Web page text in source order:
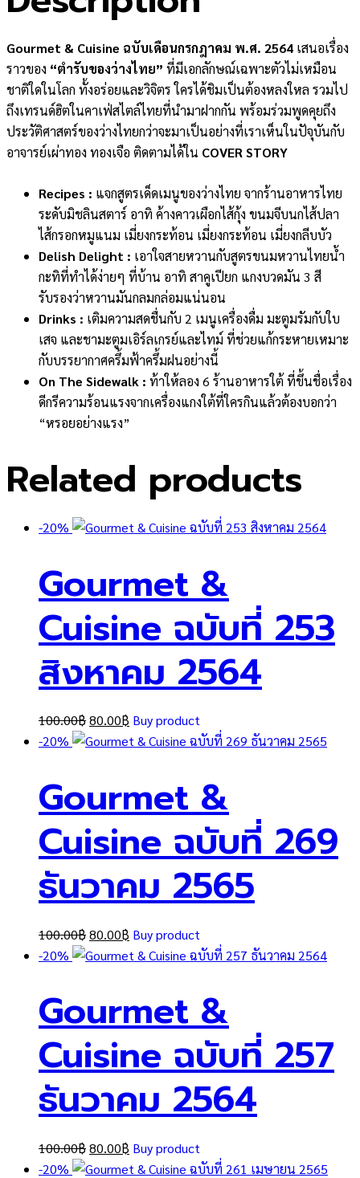
Gourmet & Cuisine ฉบับเดือนกรกฎาคม พ.ศ. 2564 เสนอเรื่อง
ราวของ “ตำรับของว่างไทย” ที่มีเอกลักษณ์เฉพาะตัวไม่เหมือน
ชาติใดในโลก ทั้งอร่อยและวิจิตร ใครได้ชิมเป็นต้องหลงใหล รวมไป
ถึงเทรนด์ฮิตในคาเฟ่สไตล์ไทยที่นำมาฝากกัน พร้อมร่วมพูดคุยถึง
ประวัติศาสตร์ของว่างไทยกว่าจะมาเป็นอย่างที่เราเห็นในปัจุบันกับ
อาจารย์เผ่าทอง ทองเจือ ติดตามได้ใน COVER STORY
Recipes : แจกสูตรเด็ดเมนูของว่างไทย จากร้านอาหารไทย
ระดับมิชลินสตาร์ อาทิ ค้างคาวเผือกไส้กุ้ง ขนมจีบนกไส้ปลา
ไส้กรอกหมูแนม เมี่ยงกระท้อน เมี่ยงกระท้อน เมี่ยงกลีบบัว
Delish Delight : เอาใจสายหวานกับสูตรขนมหวานไทยน้ำ
กะทิที่ทำได้ง่ายๆ ที่บ้าน อาทิ สาคูเปียก แกงบวดมัน 3 สี
รับรองว่าหวานมันกลมกล่อมแน่นอน
Drinks : เติมความสดชื่นกับ 2 เมนูเครื่องดื่ม มะตูมรัมกับใบ
เสจ และชามะตูมเอิร์ลเกรย์และไทม์ ที่ช่วยแก้กระหายเหมาะ
กับบรรยากาศครึ้มฟ้าครึ้มฝนอย่างนี้
On The Sidewalk : ท้าให้ลอง 6 ร้านอาหารใต้ ที่ขึ้นชื่อเรื่อง
ดีกรีความร้อนแรงจากเครื่องแกงใต้ที่ใครกินแล้วต้องบอกว่า
“หรอยอย่างแรง”
Related products
-20%
Gourmet &
Cuisine ฉบับที่ 253
สิงหาคม 2564
100.00฿Original
price
80.00฿ Current
price
Buy product
-20%
Gourmet &
Cuisine ฉบับที่ 269
ธันวาคม 2565
100.00฿Original
price
80.00฿ Current
price
Buy product
-20%
Gourmet &
Cuisine ฉบับที่ 257
ธันวาคม 2564
100.00฿Original
price
80.00฿ Current
price
Buy product
-20%